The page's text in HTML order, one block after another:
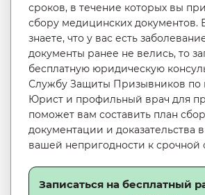
сроков, в течение которых вы
сбору медицинских документов.
знаете, что у вас есть
документы ранее не велись, то
бесплатную юридическую
Службу Защиты Призывников по
Юрист и профильный врач для
поможет вам составить план
документации и доказательства
вашей непригодности к срочной
Записаться на бесплатный